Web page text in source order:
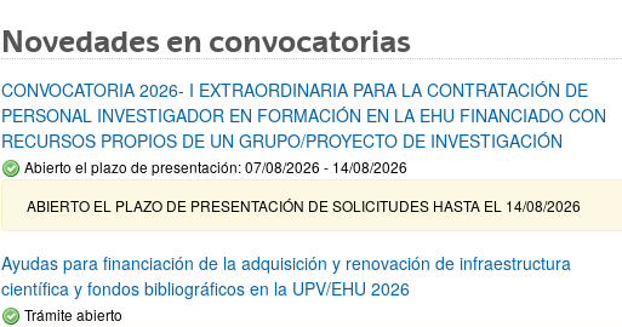
Novedades en convocatorias
CONVOCATORIA 2026- I EXTRAORDINARIA PARA LA CONTRATACIÓN DE
PERSONAL INVESTIGADOR EN FORMACIÓN EN LA EHU FINANCIADO CON
RECURSOS PROPIOS DE UN GRUPO/PROYECTO DE INVESTIGACIÓN
Abierto el plazo de presentación: 07/08/2026 - 14/08/2026
ABIERTO EL PLAZO DE PRESENTACIÓN DE SOLICITUDES HASTA EL 14/08/2026
Ayudas para financiación de la adquisición y renovación de infraestructura
científica y fondos bibliográficos en la UPV/EHU 2026
Trámite abierto